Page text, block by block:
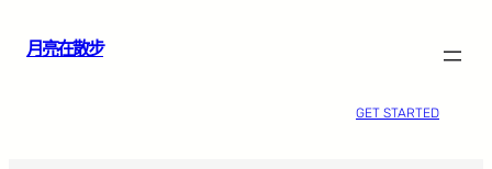
月亮在散步
GET STARTED